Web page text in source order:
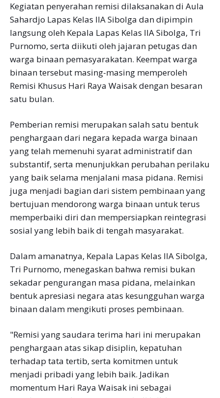
Kegiatan penyerahan remisi dilaksanakan di Aula
Sahardjo Lapas Kelas IIA Sibolga dan dipimpin
langsung oleh Kepala Lapas Kelas IIA Sibolga, Tri
Purnomo, serta diikuti oleh jajaran petugas dan
warga binaan pemasyarakatan. Keempat warga
binaan tersebut masing-masing memperoleh
Remisi Khusus Hari Raya Waisak dengan besaran
satu bulan.
Pemberian remisi merupakan salah satu bentuk
penghargaan dari negara kepada warga binaan
yang telah memenuhi syarat administratif dan
substantif, serta menunjukkan perubahan perilaku
yang baik selama menjalani masa pidana. Remisi
juga menjadi bagian dari sistem pembinaan yang
bertujuan mendorong warga binaan untuk terus
memperbaiki diri dan mempersiapkan reintegrasi
sosial yang lebih baik di tengah masyarakat.
Dalam amanatnya, Kepala Lapas Kelas IIA Sibolga,
Tri Purnomo, menegaskan bahwa remisi bukan
sekadar pengurangan masa pidana, melainkan
bentuk apresiasi negara atas kesungguhan warga
binaan dalam mengikuti proses pembinaan.
"Remisi yang saudara terima hari ini merupakan
penghargaan atas sikap disiplin, kepatuhan
terhadap tata tertib, serta komitmen untuk
menjadi pribadi yang lebih baik. Jadikan
momentum Hari Raya Waisak ini sebagai